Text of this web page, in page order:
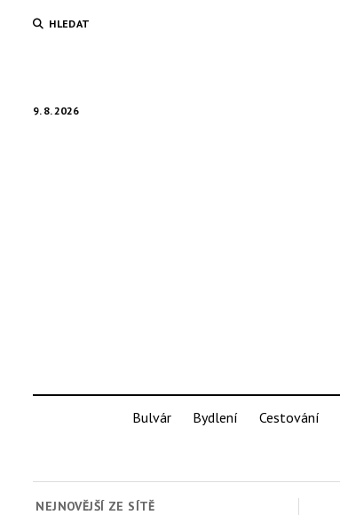
HLEDAT
9. 8. 2026
Bulvár Bydlení Cestování
NEJNOVĚJŠÍ ZE SÍTĚ